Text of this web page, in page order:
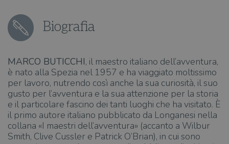
Biografia
MARCO BUTICCHI, il maestro italiano dell’avventura,
è nato alla Spezia nel 1957 e ha viaggiato moltissimo
per lavoro, nutrendo così anche la sua curiosità, il suo
gusto per l’avventura e la sua attenzione per la storia
e il particolare fascino dei tanti luoghi che ha visitato. È
il primo autore italiano pubblicato da Longanesi nella
collana «I maestri dell’avventura» (accanto a Wilbur
Smith, Clive Cussler e Patrick O’Brian), in cui sono